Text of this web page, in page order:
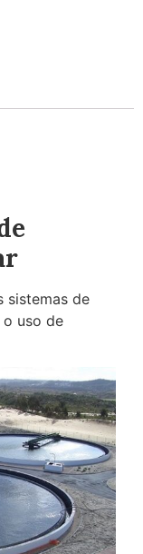
sistemas de
o uso de